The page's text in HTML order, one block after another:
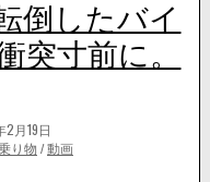
倒したバイ
突寸前に。
2月19日
り物 /動画